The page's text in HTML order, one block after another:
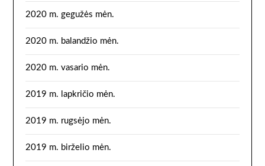
2020 m. gegužės mėn.
2020 m. balandžio mėn.
2020 m. vasario mėn.
2019 m. lapkričio mėn.
2019 m. rugsėjo mėn.
2019 m. birželio mėn.